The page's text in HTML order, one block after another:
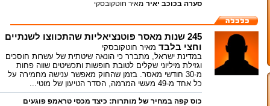
חוטקובסקי
סערה בכוכב יאיר מאיר חוטקובסקי
245 שנות מאסר פוטנציאליות שהתכווצו לשנתיים
וחצי בלבד מאיר חוטקובסקי
במדינת ישראל, מתברר כי הונאה שיטתית של עשרות חוסכים
וגזילת מיליוני שקלים לטובת חופשות ותכשיטים שווה פחות
מ-30 חודשי מאסר. בזמן שהחוק מאפשר ענישה מחמירה על
כל אחד מ-49 מעשי המרמה, הסדר הטיעון של מוטי...
כוס קפה במחיר של מותרות: כיצד מכסי טראמפ פוגעים